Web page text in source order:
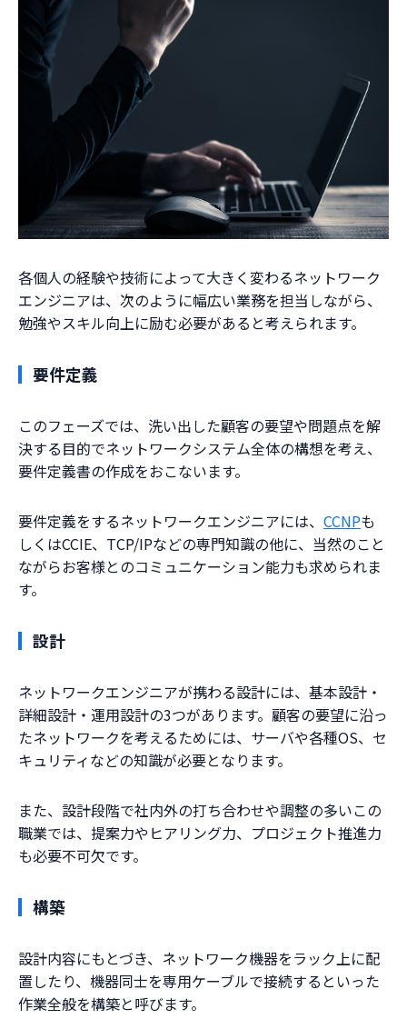
各個人の経験や技術によって大きく変わるネットワーク
エンジニアは、次のように幅広い業務を担当しながら、
勉強やスキル向上に励む必要があると考えられます。
要件定義
このフェーズでは、洗い出した顧客の要望や問題点を解
決する目的でネットワークシステム全体の構想を考え、
要件定義書の作成をおこないます。
要件定義をするネットワークエンジニアには、 CCNPも
しくはCCIE、TCP/IPなどの専門知識の他に、当然のこと
ながらお客様とのコミュニケーション能力も求められま
す。
設計
ネットワークエンジニアが携わる設計には、基本設計・
詳細設計・運用設計の3つがあります。顧客の要望に沿っ
たネットワークを考えるためには、サーバや各種OS、セ
キュリティなどの知識が必要となります。
また、設計段階で社内外の打ち合わせや調整の多いこの
職業では、提案力やヒアリング力、プロジェクト推進力
も必要不可欠です。
構築
設計内容にもとづき、ネットワーク機器をラック上に配
置したり、機器同士を専用ケーブルで接続するといった
作業全般を構築と呼びます。